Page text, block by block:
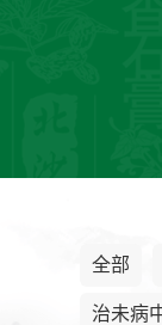
全部
治未病